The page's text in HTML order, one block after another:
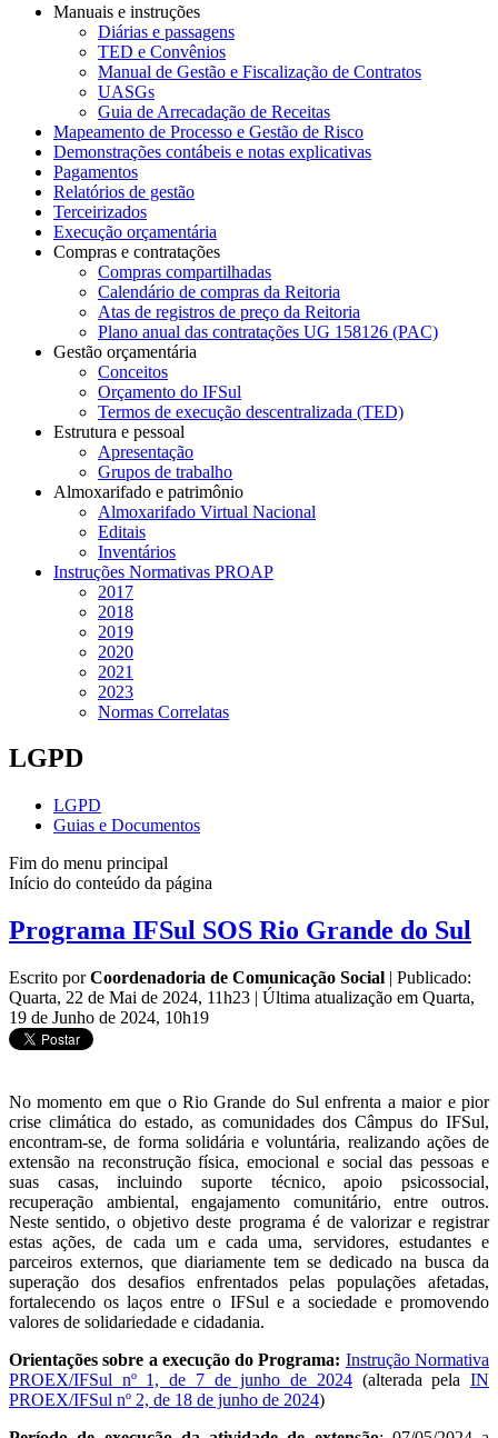
Manuais e instruções
Diárias e passagens
TED e Convênios
Manual de Gestão e Fiscalização de Contratos
UASGs
Guia de Arrecadação de Receitas
Mapeamento de Processo e Gestão de Risco
Demonstrações contábeis e notas explicativas
Pagamentos
Relatórios de gestão
Terceirizados
Execução orçamentária
Compras e contratações
Compras compartilhadas
Calendário de compras da Reitoria
Atas de registros de preço da Reitoria
Plano anual das contratações UG 158126 (PAC)
Gestão orçamentária
Conceitos
Orçamento do IFSul
Termos de execução descentralizada (TED)
Estrutura e pessoal
Apresentação
Grupos de trabalho
Almoxarifado e patrimônio
Almoxarifado Virtual Nacional
Editais
Inventários
Instruções Normativas PROAP
2017
2018
2019
2020
2021
2023
Normas Correlatas
LGPD
LGPD
Guias e Documentos
Fim do menu principal
Início do conteúdo da página
Programa IFSul SOS Rio Grande do Sul
Escrito porCoordenadoria de Comunicação Social | Publicado:
Quarta, 22 de Mai de 2024, 11h23 | Última atualização em Quarta,
19 de Junho de 2024, 10h19
No momento em que o Rio Grande do Sul enfrenta a maior e pior
crise climática do estado, as comunidades dos Câmpus do IFSul,
encontram-se, de forma solidária e voluntária, realizando ações de
extensão na reconstrução física, emocional e social das pessoas e
suas casas, incluindo suporte técnico, apoio psicossocial,
recuperação ambiental, engajamento comunitário, entre outros.
Neste sentido, o objetivo deste programa é de valorizar e registrar
estas ações, de cada um e cada uma, servidores, estudantes e
parceiros externos, que diariamente tem se dedicado na busca da
superação dos desafios enfrentados pelas populações afetadas,
fortalecendo os laços entre o IFSul e a sociedade e promovendo
valores de solidariedade e cidadania.
Orientações sobre a execução do Programa: Instrução Normativa
PROEX/IFSul nº 1, de 7 de junho de 2024(alterada pelaIN
PROEX/IFSul nº 2, de 18 de junho de 2024)